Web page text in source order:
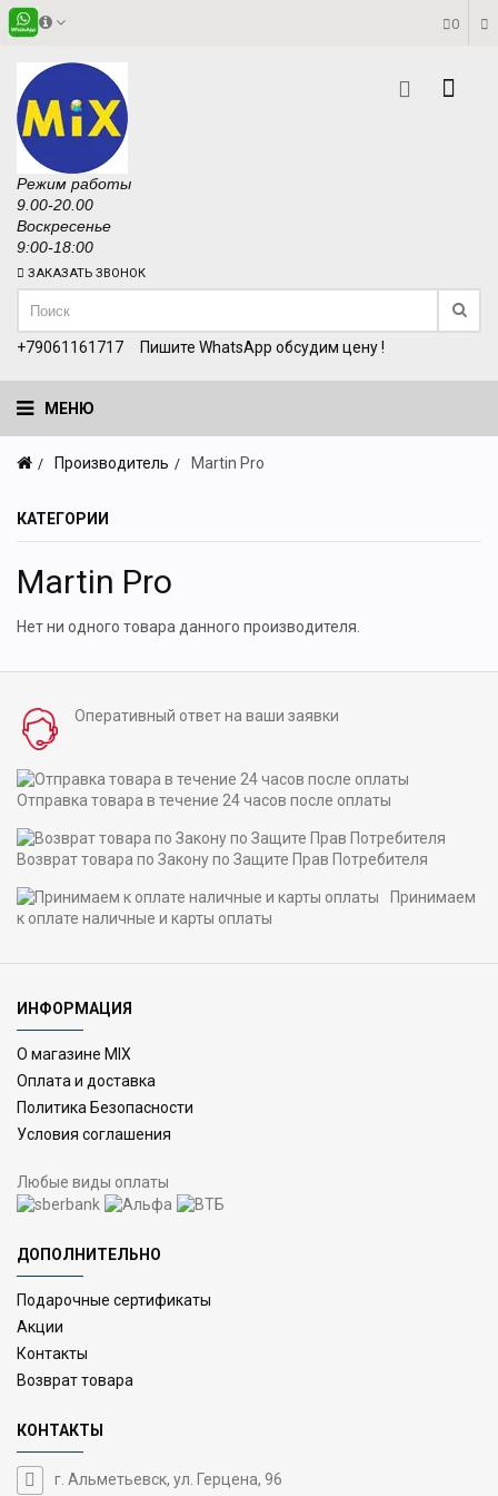
0
Режим работы
9.00-20.00
Воскресенье
9:00-18:00
ЗАКАЗАТЬ ЗВОНОК
+79061161717 Пишите WhatsApp обсудим цену !
МЕНЮ
Производитель Martin Pro
КАТЕГОРИИ
Martin Pro
Нет ни одного товара данного производителя.
Оперативный ответ на ваши заявки
Отправка товара в течение 24 часов после оплаты
Возврат товара по Закону по Защите Прав Потребителя
Принимаем
к оплате наличные и карты оплаты
ИНФОРМАЦИЯ
О магазине MIX
Оплата и доставка
Политика Безопасности
Условия соглашения
Любые виды оплаты
ДОПОЛНИТЕЛЬНО
Подарочные сертификаты
Акции
Контакты
Возврат товара
КОНТАКТЫ
г. Альметьевск, ул. Герцена, 96